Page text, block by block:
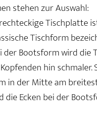
stehen zur Auswahl:
Tischplatte
Tischform
der Bootsform wird die
hin schmaler.
in der Mitte am
die Ecken bei der